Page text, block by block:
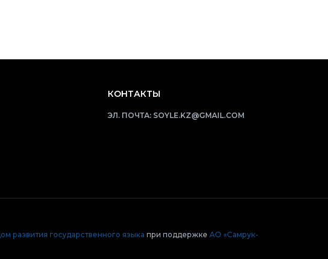
КОНТАКТЫ
ЭЛ. ПОЧТА: SOYLE.KZ@GMAIL.COM
развития государственного языка при поддержке АО «Самрук-